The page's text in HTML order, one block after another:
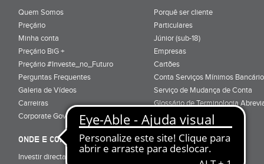
Quem Somos
Preçário
Minha conta
Preçário BiG +
Preçário #Investe_no_Futuro
Perguntas Frequentes
Galeria de Vídeos
Carreiras
Corporate Governance
Porquê ser cliente
Particulares
Júnior (sub-18)
Empresas
Cartões
Conta Serviços Mínimos
Serviço de Mudança de Conta
Glossário de Terminologia
Informação Pré-Contratual
ONDE E COMO INVESTIR
Investir directamente em bolsa
ONDE E COMO POUPAR